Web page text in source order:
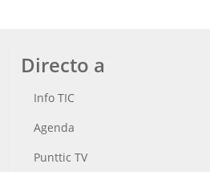
Directo a
Info TIC
Agenda
Punttic TV